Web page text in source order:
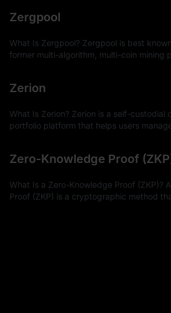
Zergpool
What Is Zergpool? Zergpool is best
former multi-algorithm, multi-coin mining
Zerion
What Is Zerion? Zerion is a self-custodial
portfolio platform that helps users
Zero-Knowledge Proof
What Is a Zero-Knowledge Proof (ZKP)?
Proof (ZKP) is a cryptographic method